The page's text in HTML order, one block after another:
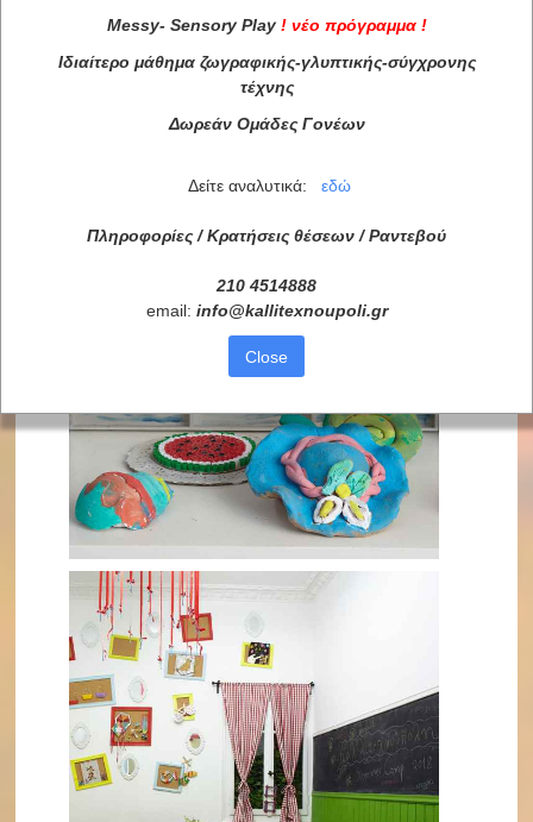
Messy- Sensory Play ! νέο πρόγραμμα !
Ιδιαίτερο μάθημα ζωγραφικής-γλυπτικής-σύγχρονης
τέχνης
Δωρεάν Ομάδες Γονέων
Δείτε αναλυτικά: εδώ
Πληροφορίες / Κρατήσεις θέσεων / Ραντεβού
210 4514888
email: info@kallitexnoupoli.gr
Close